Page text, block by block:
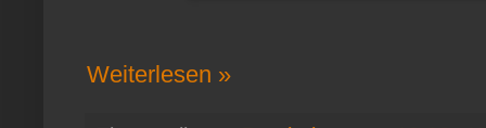
Weiterlesen »